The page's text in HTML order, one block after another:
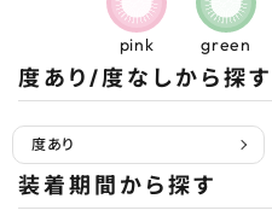
pink green
度あり/度なしから探す
度あり
装着期間から探す